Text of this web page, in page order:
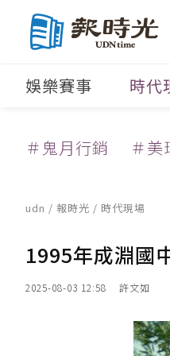
娛樂賽事 時代
＃鬼月行銷 ＃美
udn / 報時光 / 時代現場
1995年成淵國
2025-08-03 12:58 許文如